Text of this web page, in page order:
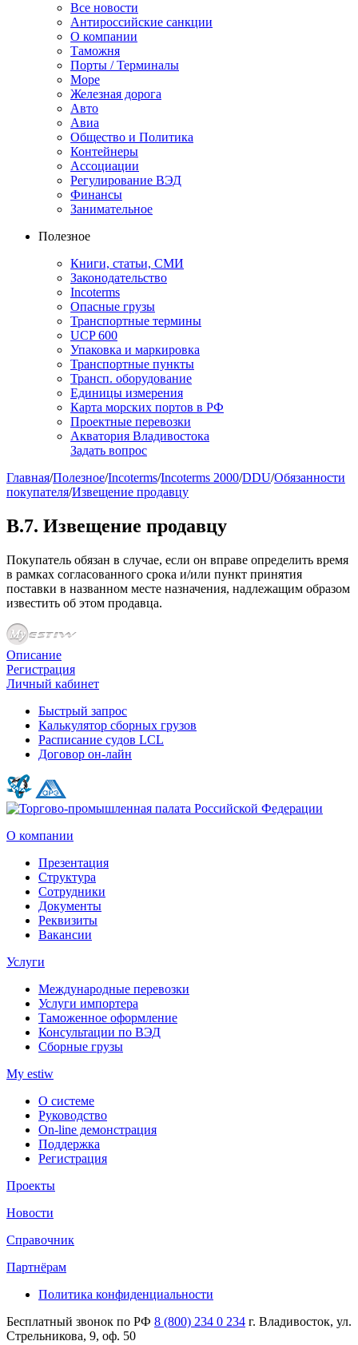
Все новости
Антироссийские санкции
О компании
Таможня
Порты / Терминалы
Море
Железная дорога
Авто
Авиа
Общество и Политика
Контейнеры
Ассоциации
Регулирование ВЭД
Финансы
Занимательное
Полезное
Книги, статьи, СМИ
Законодательство
Incoterms
Опасные грузы
Транспортные термины
UCP 600
Упаковка и маркировка
Транспортные пункты
Трансп. оборудование
Единицы измерения
Карта морских портов в РФ
Проектные перевозки
Акватория Владивостока
Задать вопрос
Главная/Полезное/Incoterms/Incoterms 2000/DDU/Обязанности
покупателя/Извещение продавцу
B.7. Извещение продавцу
Покупатель обязан в случае, если он вправе определить время
в рамках согласованного срока и/или пункт принятия
поставки в названном месте назначения, надлежащим образом
известить об этом продавца.
Описание
Регистрация
Личный кабинет
Быстрый запрос
Калькулятор сборных грузов
Расписание судов LCL
Договор он-лайн
О компании
Презентация
Структура
Сотрудники
Документы
Реквизиты
Вакансии
Услуги
Международные перевозки
Услуги импортера
Таможенное оформление
Консультации по ВЭД
Сборные грузы
My estiw
О системе
Руководство
On-line демонстрация
Поддержка
Регистрация
Проекты
Новости
Справочник
Партнёрам
Политика конфиденциальности
Бесплатный звонок по РФ 8 (800) 234 0 234 г. Владивосток, ул.
Стрельникова, 9, оф. 50